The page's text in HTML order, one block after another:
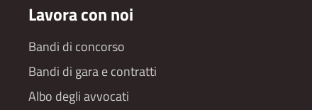
Lavora con noi
Bandi di concorso
Bandi di gara e contratti
Albo degli avvocati